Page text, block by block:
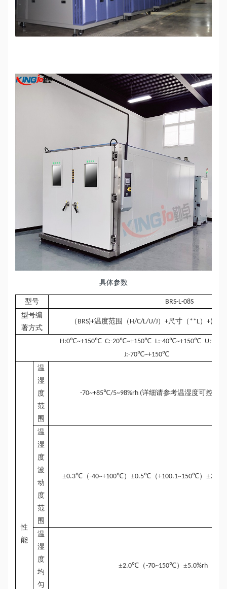
具体参数
型号
BRS-L-08S
型号编
著方式
（ BRS)+温度范围（ H/C/L/U/J） +尺寸（ **L） +(
H:0℃~+150℃C:-20℃~+150℃ L:-40℃~+150℃ U:-60
J:-70℃~+150℃
性
能
温
湿
度
范
围
-70~+85℃/5~98%rh (详细请参考温湿度可控制
温
湿
度
波
动
度
范
围
±0.3℃（-40~+100℃）±0.5℃（+100.1~150℃）±
温
湿
度
均
匀
±2.0℃（-70~150℃）±5.0%rh